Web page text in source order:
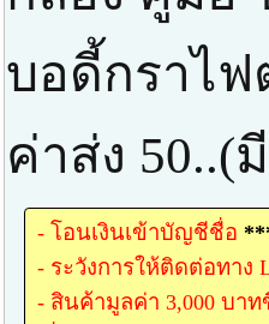
บอดี้กราไฟ
ค่าส่ง 50..(
- โอนเงินเข้าบัญชีชื่อ
- ระวังการให้ติดต่อทาง
- สินค้ามูลค่า 3,000 บา